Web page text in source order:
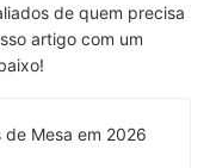
de quem precisa
artigo com um
de Mesa em 2026